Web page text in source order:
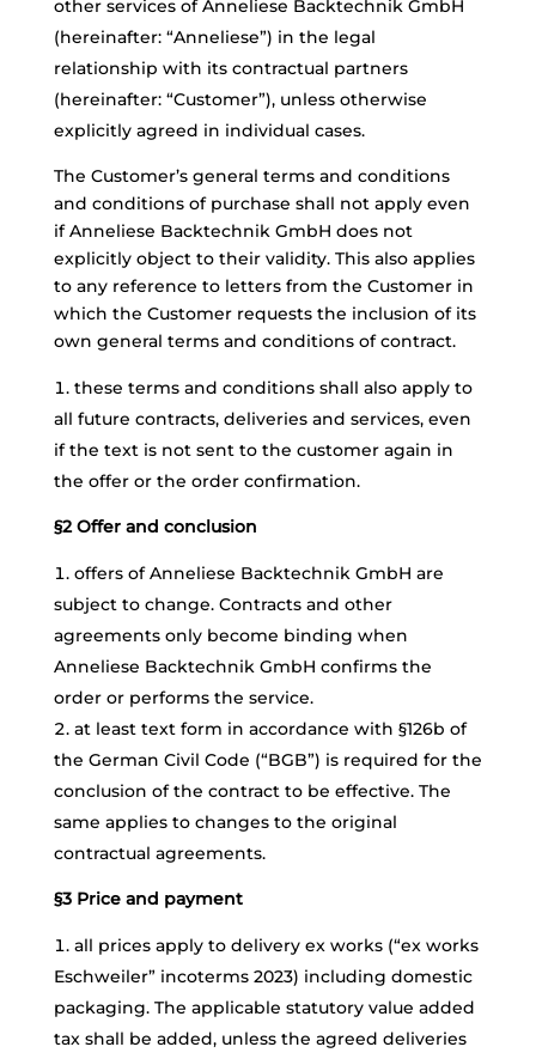
other services of Anneliese Backtechnik GmbH
(hereinafter: “Anneliese”) in the legal
relationship with its contractual partners
(hereinafter: “Customer”), unless otherwise
explicitly agreed in individual cases.
The Customer’s general terms and conditions
and conditions of purchase shall not apply even
if Anneliese Backtechnik GmbH does not
explicitly object to their validity. This also applies
to any reference to letters from the Customer in
which the Customer requests the inclusion of its
own general terms and conditions of contract.
these terms and conditions shall also apply to
all future contracts, deliveries and services, even
if the text is not sent to the customer again in
the offer or the order confirmation.
§2 Offer and conclusion
offers of Anneliese Backtechnik GmbH are
subject to change. Contracts and other
agreements only become binding when
Anneliese Backtechnik GmbH confirms the
order or performs the service.
at least text form in accordance with §126b of
the German Civil Code (“BGB”) is required for the
conclusion of the contract to be effective. The
same applies to changes to the original
contractual agreements.
§3 Price and payment
all prices apply to delivery ex works (“ex works
Eschweiler” incoterms 2023) including domestic
packaging. The applicable statutory value added
tax shall be added, unless the agreed deliveries